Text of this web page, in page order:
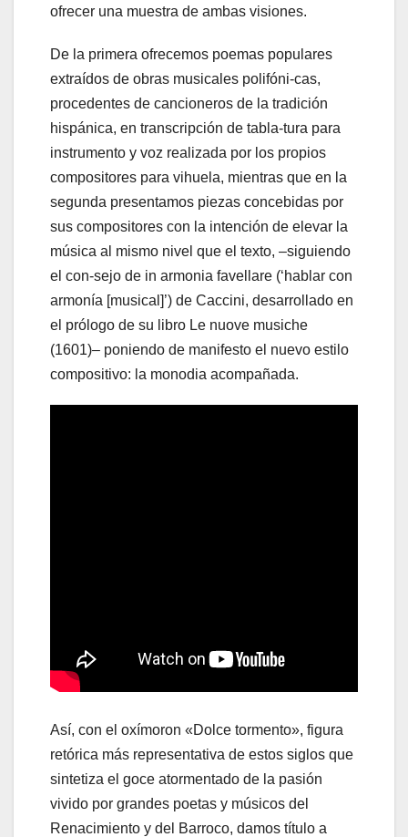
ofrecer una muestra de ambas visiones.
De la primera ofrecemos poemas populares
extraídos de obras musicales polifóni-cas,
procedentes de cancioneros de la tradición
hispánica, en transcripción de tabla-tura para
instrumento y voz realizada por los propios
compositores para vihuela, mientras que en la
segunda presentamos piezas concebidas por
sus compositores con la intención de elevar la
música al mismo nivel que el texto, –siguiendo
el con-sejo de in armonia favellare (‘hablar con
armonía [musical]’) de Caccini, desarrollado en
el prólogo de su libro Le nuove musiche
(1601)– poniendo de manifesto el nuevo estilo
compositivo: la monodia acompañada.
Así, con el oxímoron «Dolce tormento», figura
retórica más representativa de estos siglos que
sintetiza el goce atormentado de la pasión
vivido por grandes poetas y músicos del
Renacimiento y del Barroco, damos título a